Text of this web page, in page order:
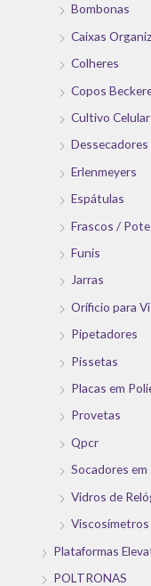
Bombonas
Caixas
Colheres
Copos
Cultivo Celular
Dessecadores
Erlenmeyers
Espátulas
Frascos /
Funis
Jarras
Oríficio para
Pipetadores
Pissetas
Placas em
Provetas
Qpcr
Socadores
Vidros de
Viscosímetros
Plataformas
POLTRONAS